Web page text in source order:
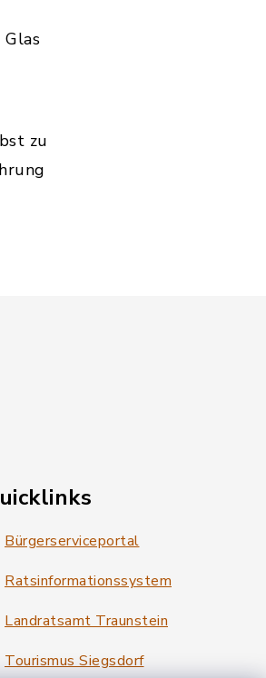
zu
Bürgerserviceportal
Ratsinformationssystem
Landratsamt Traunstein
Tourismus Siegsdorf